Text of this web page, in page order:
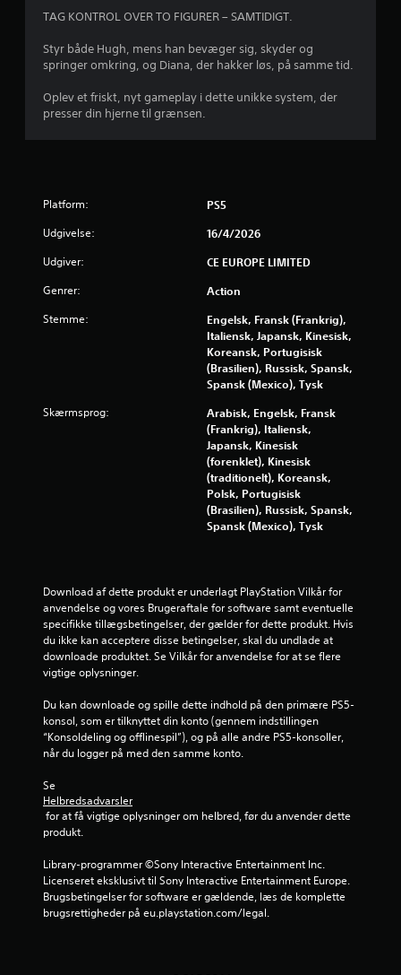
n
e
r
e
m
e
r
f
r
a
0
0
TAG KONTROL OVER TO FIGURER – SAMTIDIGT.
Styr både Hugh, mens han bevæger sig, skyder og
springer omkring, og Diana, der hakker løs, på samme tid.
Oplev et friskt, nyt gameplay i dette unikke system, der
presser din hjerne til grænsen.
Platform: PS5
Udgivelse: 16/4/2026
Udgiver: CE EUROPE LIMITED
Genrer: Action
Stemme:
Engelsk, Fransk (Frankrig),
Italiensk, Japansk, Kinesisk,
Koreansk, Portugisisk
(Brasilien), Russisk, Spansk,
Spansk (Mexico), Tysk
Skærmsprog:
Arabisk, Engelsk, Fransk
(Frankrig), Italiensk,
Japansk, Kinesisk
(forenklet), Kinesisk
(traditionelt), Koreansk,
Polsk, Portugisisk
(Brasilien), Russisk, Spansk,
Spansk (Mexico), Tysk
Download af dette produkt er underlagt PlayStation Vilkår for
anvendelse og vores Brugeraftale for software samt eventuelle
specifikke tillægsbetingelser, der gælder for dette produkt. Hvis
du ikke kan acceptere disse betingelser, skal du undlade at
downloade produktet. Se Vilkår for anvendelse for at se flere
vigtige oplysninger.
Du kan downloade og spille dette indhold på den primære PS5-
konsol, som er tilknyttet din konto (gennem indstillingen
“Konsoldeling og offlinespil”), og på alle andre PS5-konsoller,
når du logger på med den samme konto.
Se
Helbredsadvarsler
produkt.
Library-programmer ©Sony Interactive Entertainment Inc.
Licenseret eksklusivt til Sony Interactive Entertainment Europe.
Brugsbetingelser for software er gældende, læs de komplette
brugsrettigheder på eu.playstation.com/legal.